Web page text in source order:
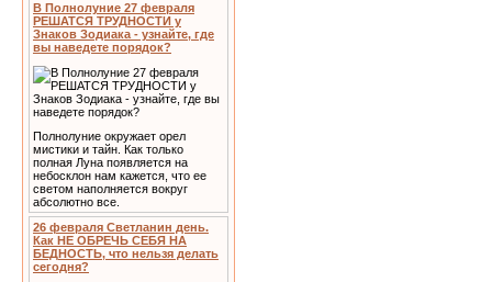
В Полнолуние 27 февраля
РЕШАТСЯ ТРУДНОСТИ у
Знаков Зодиака - узнайте, где
вы наведете порядок?
Полнолуние окружает орел
мистики и тайн. Как только
полная Луна появляется на
небосклон нам кажется, что ее
светом наполняется вокруг
абсолютно все.
26 февраля Светланин день.
Как НЕ ОБРЕЧЬ СЕБЯ НА
БЕДНОСТЬ, что нельзя делать
сегодня?